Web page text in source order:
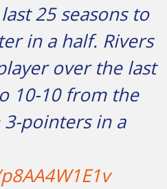
25 seasons to
in a half. Rivers
over the last
10-10 from the
pointers in a